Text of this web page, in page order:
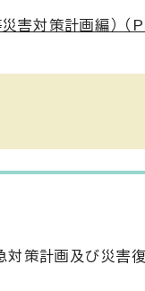
害対策計画編）
策計画及び災害